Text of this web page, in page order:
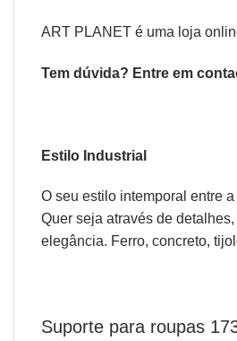
ART PLANET é uma loja
Tem dúvida? Entre em
Estilo Industrial
O seu estilo intemporal entre
Quer seja através de
elegância. Ferro, concreto,
Suporte para roupas